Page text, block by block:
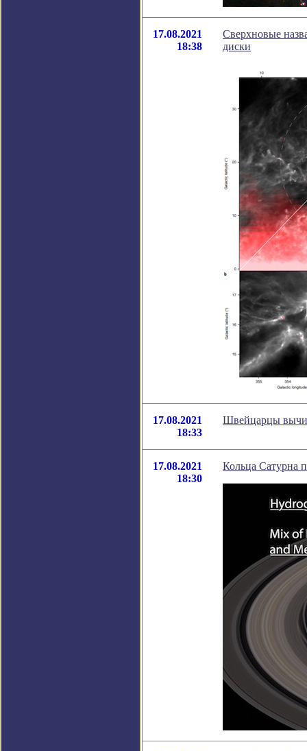
17.08.2021
18:38
Сверхновые
диски
17.08.2021
18:33
Швейцарцы
17.08.2021
18:30
Кольца Сатурна